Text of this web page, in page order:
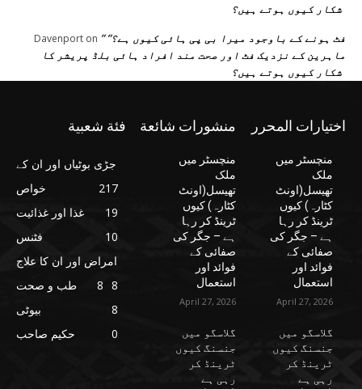
شکار کیوں ہوتے ہیں؟
Davenport on ” فٹ ہونے کے باوجود میرا بی پی ہائی کیوں ہے؟”
ماہرین کے نزدیک فٹ اور صحت مند افراد ہائی بلڈ پریشر کا
شکار کیوں ہوتے ہیں؟
اختيارات المحرر
منچسٹر میں
ملک
تھیسل(اونٹ
کٹارہ) کیوں
ٹرینڈ کر رہا
ہے – جگر کی
صفائی کے
فوائد اور
استعمال
April 27, 2026
گلاسگو میں
جنسنگ کیوں
ٹرینڈ کر
رہی ہے
منشورات شائعة
منچسٹر میں
ملک
تھیسل(اونٹ
کٹارہ) کیوں
ٹرینڈ کر رہا
ہے – جگر کی
صفائی کے
فوائد اور
استعمال
April 27, 2026
گلاسگو میں
جنسنگ کیوں
ٹرینڈ کر
رہی ہے
فئة شعبية
جڑی بوٹیاں اور ان کے
خواص
217
غذا اور غذائیت
19
فٹنس
10
امراض اور ان کا علاج
8
طب و صحت
8
بیوٹی
8
حکیم صاحب
0